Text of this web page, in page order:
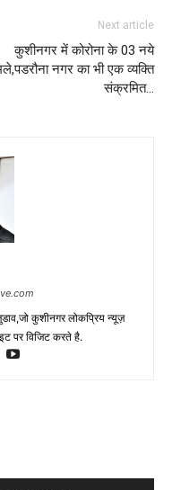
Next article
कुशीनगर में कोरोना के 03 नये
नगर का भी एक व्यक्ति
संक्रमित…
कुशीनगर लोकप्रिय न्यूज़
पर विजिट करते है.